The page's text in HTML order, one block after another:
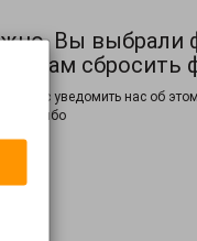
Вы выбрали
Вам сбросить
Вас уведомить нас об
Спасибо